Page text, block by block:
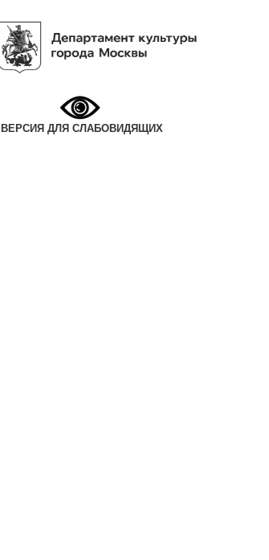
ВЕРСИЯ ДЛЯ СЛАБОВИДЯЩИХ